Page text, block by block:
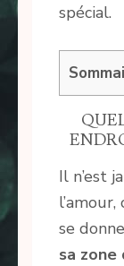
spécial.
Il n’est
se
sa